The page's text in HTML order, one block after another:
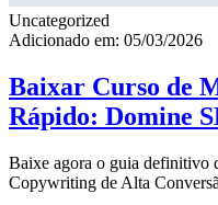
Uncategorized
Adicionado em: 05/03/2026
Baixar Curso de
Rápido: Domine
Baixe agora o guia definitivo
Copywriting de Alta